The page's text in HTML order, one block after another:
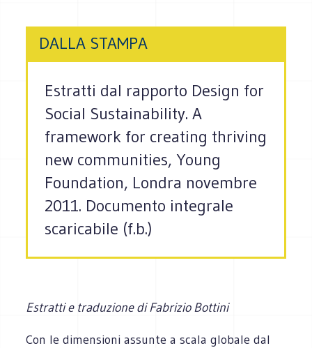
DALLA STAMPA
Estratti dal rapporto Design for
Social Sustainability. A
framework for creating thriving
new communities, Young
Foundation, Londra novembre
2011. Documento integrale
scaricabile (f.b.)
Estratti e traduzione di Fabrizio Bottini
Con le dimensioni assunte a scala globale dal